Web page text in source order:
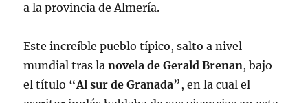
a la provincia de Almería.
Este increíble pueblo típico, salto a nivel
mundial tras lanovela de Gerald Brenan, bajo
el título “Al sur de Granada”, en la cual el